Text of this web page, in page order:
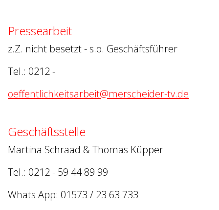
Pressearbeit
z.Z. nicht besetzt - s.o. Geschäftsführer
Tel.: 0212 -
oeffentlichkeitsarbeit@merscheider-tv.de
Geschäftsstelle
Martina Schraad & Thomas Küpper
Tel.: 0212 - 59 44 89 99
Whats App: 01573 / 23 63 733